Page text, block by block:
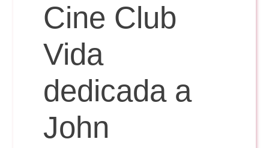
Doble Grado PER/CAV
Boletines
Cine Club
Vida
dedicada a
John